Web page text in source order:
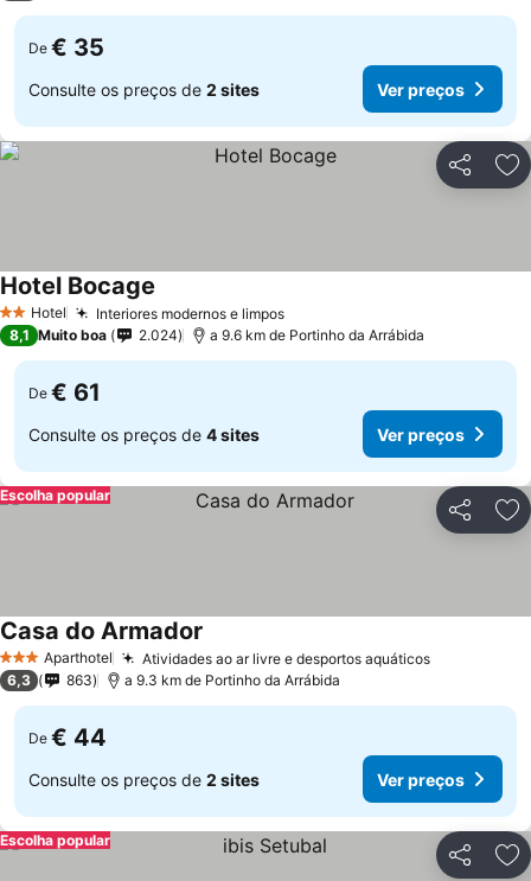
De € 35
Consulte os preços de 2 sites Ver preços
Partilhar
2 Estrelas
Hotel Interiores modernos e limposVer preços
Hotel Bocage
8,1 Muito boa 2.024 a 9.6 km de Portinho da Arrábida
De € 61
Consulte os preços de 4 sites Ver preços
Partilhar
Escolha popular
3 EstrelasAparthotel Atividades ao ar livre e desportos aquáticosVer preços
Casa do Armador
6,3 863 a 9.3 km de Portinho da Arrábida
De € 44
Consulte os preços de 2 sites Ver preços
Partilhar
Escolha popular